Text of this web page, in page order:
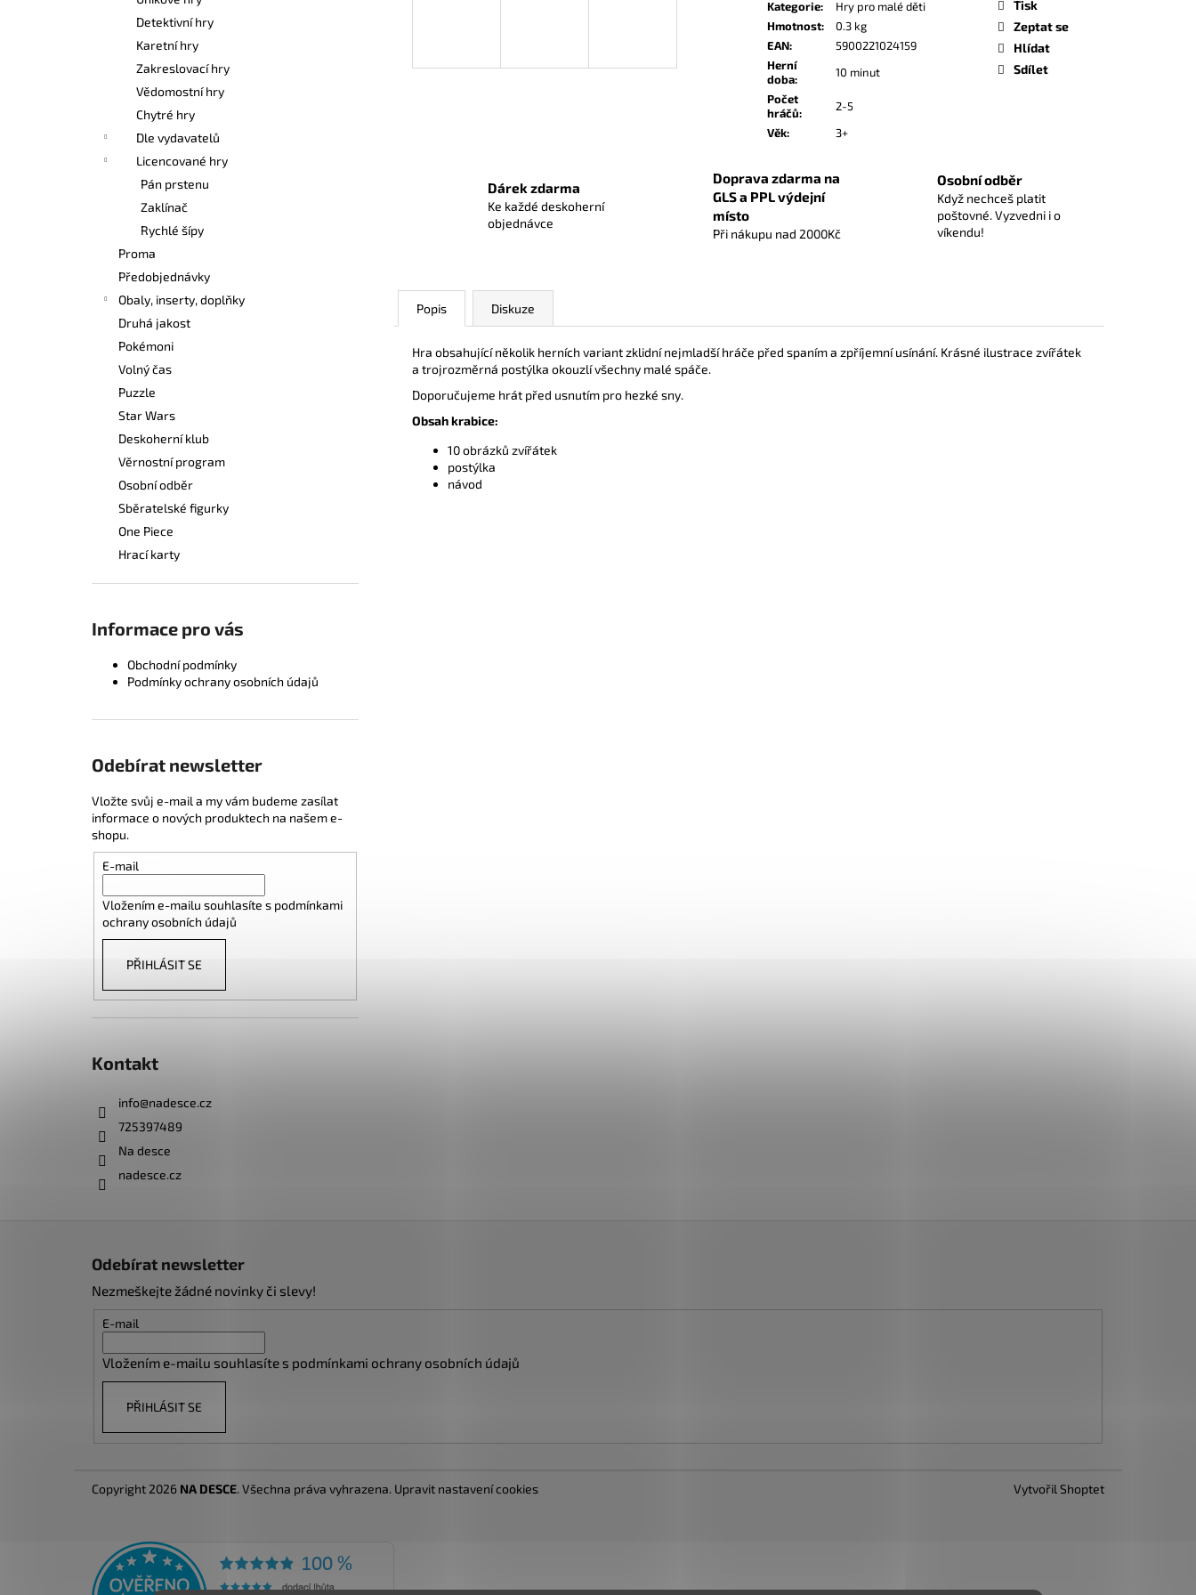
Detektivní hry
Karetní hry
Zakreslovací hry
Vědomostní hry
Chytré hry
Dle vydavatelů
Licencované hry
Pán prstenu
Zaklínač
Rychlé šípy
Proma
Předobjednávky
Obaly, inserty, doplňky
Druhá jakost
Pokémoni
Volný čas
Puzzle
Star Wars
Deskoherní klub
Věrnostní program
Osobní odběr
Sběratelské figurky
One Piece
Hrací karty
Informace pro vás
Obchodní podmínky
Podmínky ochrany osobních údajů
Odebírat newsletter
Vložte svůj e-mail a my vám budeme zasílat
informace o nových produktech na našem e-
shopu.
E-mail
Vložením e-mailu souhlasíte s podmínkami
ochrany osobních údajů
PŘIHLÁSIT SE
Kontakt
info@nadesce.cz
725397489
Na desce
nadesce.cz
Kategorie:
Hry pro malé děti
Hmotnost:
0.3 kg
EAN:
5900221024159
Herní
doba:
10 minut
Počet
hráčů:
2-5
Věk: 3+
Tisk
Zeptat se
Hlídat
Sdílet
Dárek zdarma
Ke každé deskoherní
objednávce
Doprava zdarma na
GLS a PPL výdejní
místo
Při nákupu nad 2000Kč
Osobní odběr
Když nechceš platit
poštovné. Vyzvedni i o
víkendu!
Popis Diskuze
Hra obsahující několik herních variant zklidní nejmladší hráče před spaním a zpříjemní usínání. Krásné ilustrace zvířátek
a trojrozměrná postýlka okouzlí všechny malé spáče.
Doporučujeme hrát před usnutím pro hezké sny.
Obsah krabice:
10 obrázků zvířátek
postýlka
návod
POKÉMON TCG: FIRST PARTNER
ILLUSTRATION COLLECTION - SERIES 3
1 099 Kč
CARCASSONNE: ZÁKLADNÍ HRA
Odebírat newsletter
Nezmeškejte žádné novinky či slevy!
E-mail
Vložením e-mailu souhlasíte s podmínkami ochrany osobních údajů
PŘIHLÁSIT SE
Vytvořil Shoptet
Copyright 2026 NA DESCE. Všechna práva vyhrazena. Upravit nastavení cookies